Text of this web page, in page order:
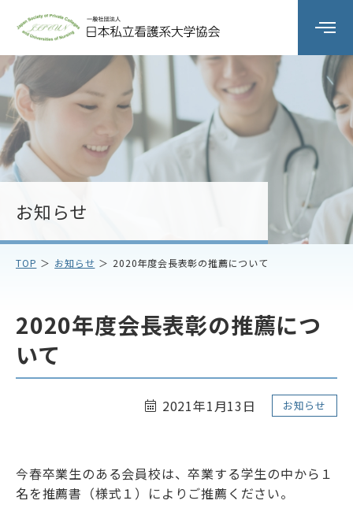
組織の概要
委員会活動
会員校情報
お問い合わせ
アクセス
リンク
サイトマップ
お知らせ
TOP お知らせ 2020年度会長表彰の推薦について
2020年度会長表彰の推薦につ
いて
2021年1月13日 お知らせ
今春卒業生のある会員校は、卒業する学生の中から１
名を推薦書（様式１）によりご推薦ください。